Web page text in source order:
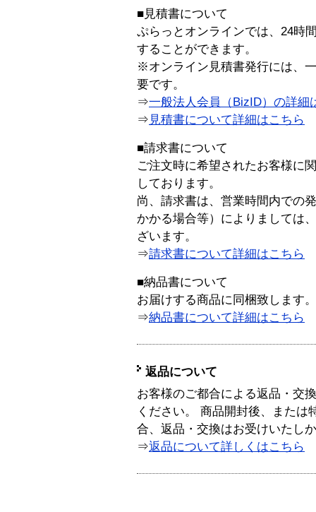
■見積書について
ぷらっとオンラインでは、24時
することができます。
※オンライン見積書発行には、
要です。
⇒一般法人会員（BizID）の詳細
⇒ 見積書について詳細はこちら
■請求書について
ご注文時に希望されたお客様に
しております。
尚、請求書は、営業時間内での
かかる場合等）によりましては
ざいます。
⇒請求書について詳細はこちら
■納品書について
お届けする商品に同梱致します。
⇒納品書について詳細はこちら
返品について
お客様のご都合による返品・交
ください。 商品開封後、または
合、返品・交換はお受けいたし
⇒返品について詳しくはこちら